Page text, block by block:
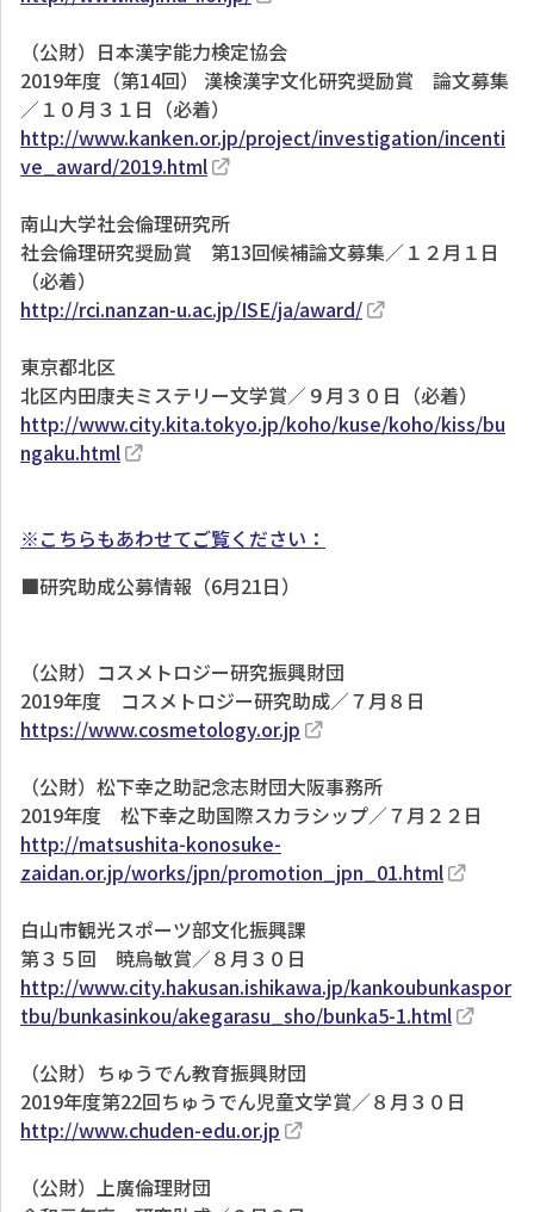
（公財）日本漢字能力検定協会
2019年度（第14回） 漢検漢字文化研究奨励賞 論文募集
／１０月３１日（必着）
http://www.kanken.or.jp/project/investigation/incenti
ve_award/2019.html
南山大学社会倫理研究所
社会倫理研究奨励賞 第13回候補論文募集／１２月１日
（必着）
http://rci.nanzan-u.ac.jp/ISE/ja/award/
東京都北区
北区内田康夫ミステリー文学賞／９月３０日（必着）
http://www.city.kita.tokyo.jp/koho/kuse/koho/kiss/bu
ngaku.html
※こちらもあわせてご覧ください：
■研究助成公募情報（6月21日）
（公財）コスメトロジー研究振興財団
2019年度 コスメトロジー研究助成／７月８日
https://www.cosmetology.or.jp
（公財）松下幸之助記念志財団大阪事務所
2019年度 松下幸之助国際スカラシップ／７月２２日
http://matsushita-konosuke-
zaidan.or.jp/works/jpn/promotion_jpn_01.html
白山市観光スポーツ部文化振興課
第３５回 暁烏敏賞／８月３０日
http://www.city.hakusan.ishikawa.jp/kankoubunkaspor
tbu/bunkasinkou/akegarasu_sho/bunka5-1.html
（公財）ちゅうでん教育振興財団
2019年度第22回ちゅうでん児童文学賞／８月３０日
http://www.chuden-edu.or.jp
（公財）上廣倫理財団